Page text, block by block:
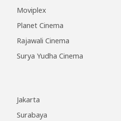
Moviplex
Planet Cinema
Rajawali Cinema
Surya Yudha Cinema
Jakarta
Surabaya